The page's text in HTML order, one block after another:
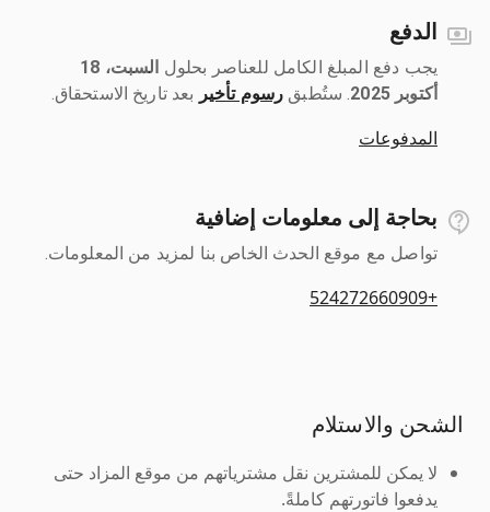
الدفع
يجب دفع المبلغ الكامل للعناصر بحلول ‎
السبت، 18
أكتوبر 2025
‎. ستُطبق رسوم تأخير بعد تاريخ الاستحقاق.
المدفوعات
بحاجة إلى معلومات إضافية
تواصل مع موقع الحدث الخاص بنا لمزيد من المعلومات.
+524272660909
الشحن والاستلام
لا يمكن للمشترين نقل مشترياتهم من موقع المزاد حتى
يدفعوا فاتورتهم كاملةً.